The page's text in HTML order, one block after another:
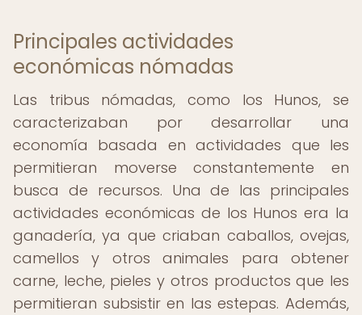
Principales actividades
económicas nómadas
Las tribus nómadas, como los Hunos, se
caracterizaban por desarrollar una
economía basada en actividades que les
permitieran moverse constantemente en
busca de recursos. Una de las principales
actividades económicas de los Hunos era la
ganadería, ya que criaban caballos, ovejas,
camellos y otros animales para obtener
carne, leche, pieles y otros productos que les
permitieran subsistir en las estepas. Además,